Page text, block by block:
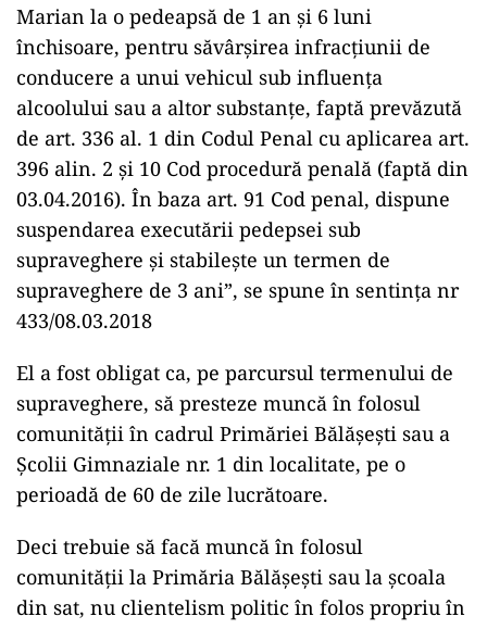
Marian la o pedeapsă de 1 an şi 6 luni
închisoare, pentru săvârșirea infracțiunii de
conducere a unui vehicul sub influenţa
alcoolului sau a altor substanţe, faptă prevăzută
de art. 336 al. 1 din Codul Penal cu aplicarea art.
396 alin. 2 şi 10 Cod procedură penală (faptă din
03.04.2016). În baza art. 91 Cod penal, dispune
suspendarea executării pedepsei sub
supraveghere şi stabileşte un termen de
supraveghere de 3 ani”, se spune în sentința nr
433/08.03.2018
El a fost obligat ca, pe parcursul termenului de
supraveghere, să presteze muncă în folosul
comunităţii în cadrul Primăriei Bălăşeşti sau a
Şcolii Gimnaziale nr. 1 din localitate, pe o
perioadă de 60 de zile lucrătoare.
Deci trebuie să facă muncă în folosul
comunității la Primăria Bălășești sau la școala
din sat, nu clientelism politic în folos propriu în